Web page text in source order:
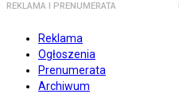
REKLAMA I PRENUMERATA
Reklama
Ogłoszenia
Prenumerata
Archiwum